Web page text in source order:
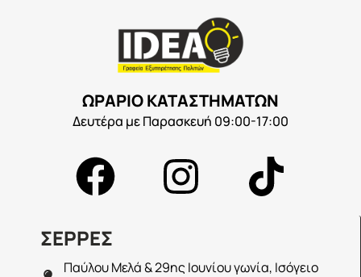
ΩΡΑΡΙΟ ΚΑΤΑΣΤΗΜΑΤΩΝ
Δευτέρα με Παρασκευή 09:00-17:00
ΣΕΡΡΕΣ
Παύλου Μελά & 29ης Ιουνίου γωνία, Ισόγειο